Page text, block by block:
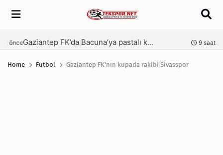
Arama
Gaziantep FK’da Bacuna’ya pastalı karşılama 9 saat önce
Home Futbol Gaziantep FK'nın kupada rakibi Sivasspor